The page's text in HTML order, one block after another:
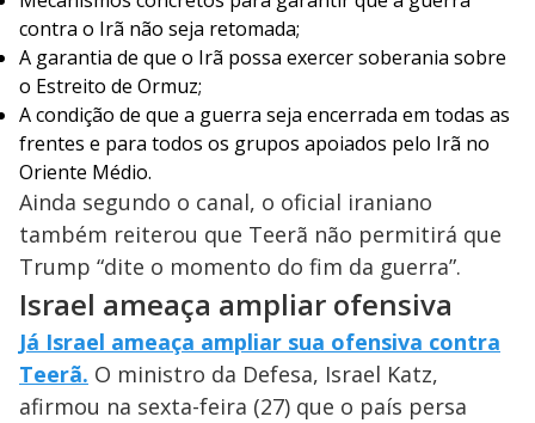
contra o Irã não seja retomada;
A garantia de que o Irã possa exercer soberania sobre
o Estreito de Ormuz;
A condição de que a guerra seja encerrada em todas as
frentes e para todos os grupos apoiados pelo Irã no
Oriente Médio.
Ainda segundo o canal, o oficial iraniano
também reiterou que Teerã não permitirá que
Trump “dite o momento do fim da guerra”.
Israel ameaça ampliar ofensiva
Já Israel ameaça ampliar sua ofensiva contra
Teerã. O ministro da Defesa, Israel Katz,
afirmou na sexta-feira (27) que o país persa